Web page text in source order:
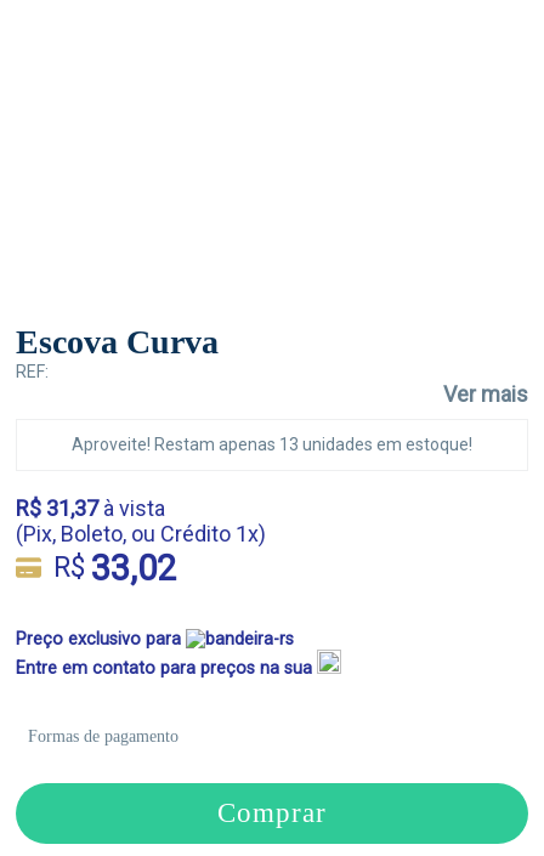
Escova Curva
REF:
Ver mais
Aproveite! Restam apenas 13 unidades em estoque!
R$ 31,37 à vista
(Pix, Boleto, ou Crédito 1x)
R$ 33,02
Preço exclusivo para
Entre em contato para preços na sua
Formas de pagamento
Comprar